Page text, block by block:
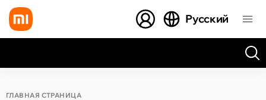
Русский
ГЛАВНАЯ СТРАНИЦА